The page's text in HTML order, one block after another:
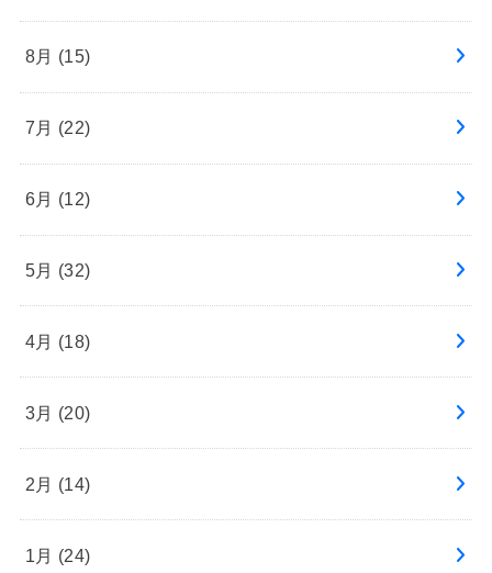
8月 (15)
7月 (22)
6月 (12)
5月 (32)
4月 (18)
3月 (20)
2月 (14)
1月 (24)